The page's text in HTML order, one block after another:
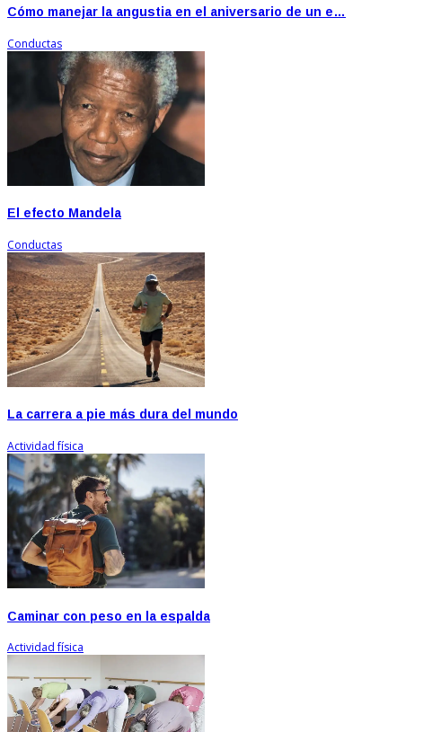
Cómo manejar la angustia en el aniversario de un e…
Conductas
El efecto Mandela
Conductas
La carrera a pie más dura del mundo
Actividad física
Caminar con peso en la espalda
Actividad física